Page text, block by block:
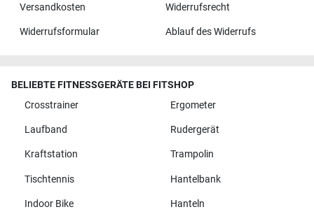
Versandkosten Widerrufsrecht
Widerrufsformular Ablauf des Widerrufs
BELIEBTE FITNESSGERÄTE BEI FITSHOP
Crosstrainer
Ergometer
Laufband Rudergerät
Kraftstation Trampolin
Tischtennis Hantelbank
Indoor Bike Hanteln